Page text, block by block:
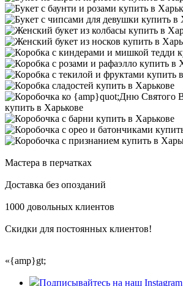
Мастера в перчатках
Доставка без опозданий
1000 довольных клиентов
Скидки для постоянных клиентов!
«{amp}gt;
Подписывайтесь на наш Instagram